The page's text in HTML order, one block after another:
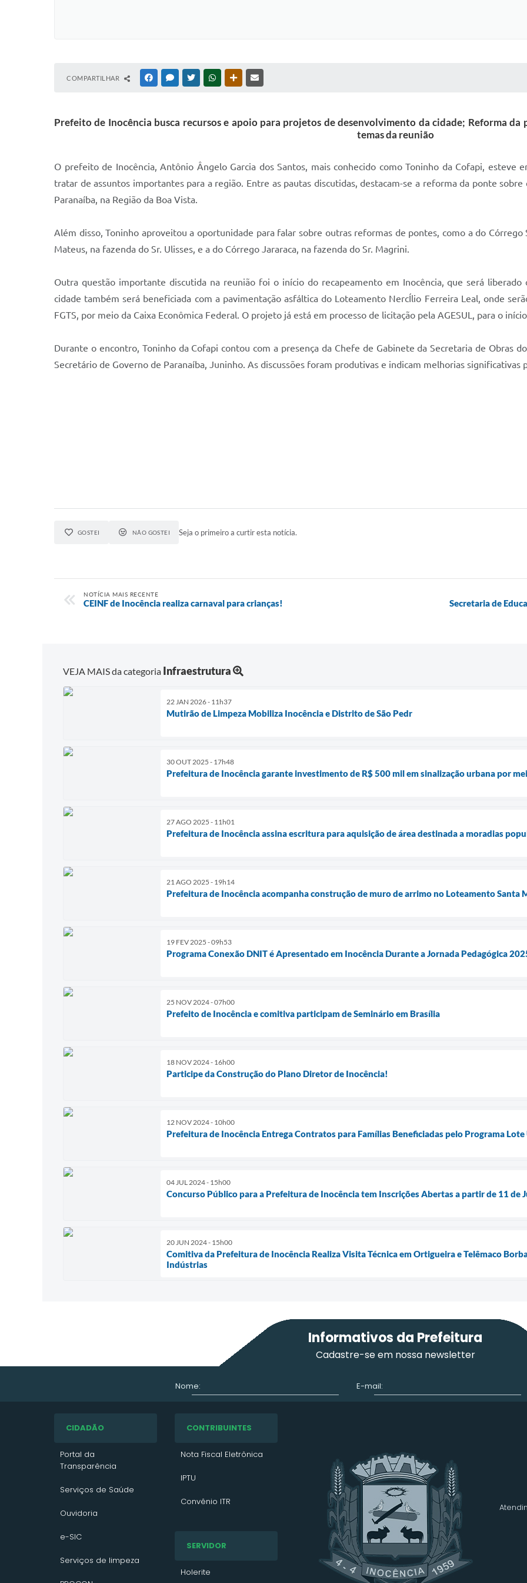
COMPARTILHAR FACEBOOKMESSENGER
TWITTERWHATSAPPOUTRAS MÍDIAS
Prefeito de Inocência busca recursos e apoio para projetos de desenvolvimento da cidade; Reforma
temas da reunião
O prefeito de Inocência, Antônio Ângelo Garcia dos Santos, mais conhecido como Toninho da Cofapi, esteve
tratar de assuntos importantes para a região. Entre as pautas discutidas, destacam-se a reforma da ponte
Paranaíba, na Região da Boa Vista.
Além disso, Toninho aproveitou a oportunidade para falar sobre outras reformas de pontes, como a do Córrego
Mateus, na fazenda do Sr. Ulisses, e a do Córrego Jararaca, na fazenda do Sr. Magrini.
Outra questão importante discutida na reunião foi o início do recapeamento em Inocência, que será
cidade também será beneficiada com a pavimentação asfáltica do Loteamento NercÍlio Ferreira Leal, onde
FGTS, por meio da Caixa Econômica Federal. O projeto já está em processo de licitação pela AGESUL, para o
Durante o encontro, Toninho da Cofapi contou com a presença da Chefe de Gabinete da Secretaria de Obras
Secretário de Governo de Paranaíba, Juninho. As discussões foram produtivas e indicam melhorias significativas
GOSTEI NÃO GOSTEI Seja o primeiro a curtir esta notícia.
NOTÍCIA MAIS RECENTE
CEINF de Inocência realiza carnaval para crianças! Secretaria de
VEJA MAIS da categoria Infraestrutura
22 JAN 2026 - 11h37
Mutirão de Limpeza Mobiliza Inocência e Distrito de São Pedr
30 OUT 2025 - 17h48
Prefeitura de Inocência garante investimento de R$ 500 mil em sinalização urbana por
27 AGO 2025 - 11h01
Prefeitura de Inocência assina escritura para aquisição de área destinada a moradias
21 AGO 2025 - 19h14
Prefeitura de Inocência acompanha construção de muro de arrimo no Loteamento Santa
19 FEV 2025 - 09h53
Programa Conexão DNIT é Apresentado em Inocência Durante a Jornada Pedagógica
25 NOV 2024 - 07h00
Prefeito de Inocência e comitiva participam de Seminário em Brasília
18 NOV 2024 - 16h00
Participe da Construção do Plano Diretor de Inocência!
12 NOV 2024 - 10h00
Prefeitura de Inocência Entrega Contratos para Famílias Beneficiadas pelo Programa
04 JUL 2024 - 15h00
Concurso Público para a Prefeitura de Inocência tem Inscrições Abertas a partir de 11 de
20 JUN 2024 - 15h00
Comitiva da Prefeitura de Inocência Realiza Visita Técnica em Ortigueira e Telêmaco
Indústrias
Informativos da Prefeitura
Cadastre-se em nossa newsletter
Nome: E-mail:
CIDADÃO
Portal da
Transparência
Serviços de Saúde
Ouvidoria
e-SIC
Serviços de limpeza
CONTRIBUINTES
Nota Fiscal Eletrônica
IPTU
Convênio ITR
VTN 2025
VTN 2024
SERVIDOR
Holerite